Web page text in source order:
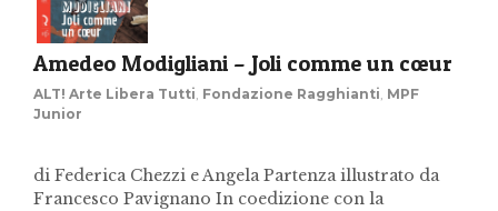
Amedeo Modigliani – Joli comme un cœur
ALT! Arte Libera Tutti, Fondazione Ragghianti, MPF
Junior
di Federica Chezzi e Angela Partenza illustrato da
Francesco Pavignano In coedizione con la